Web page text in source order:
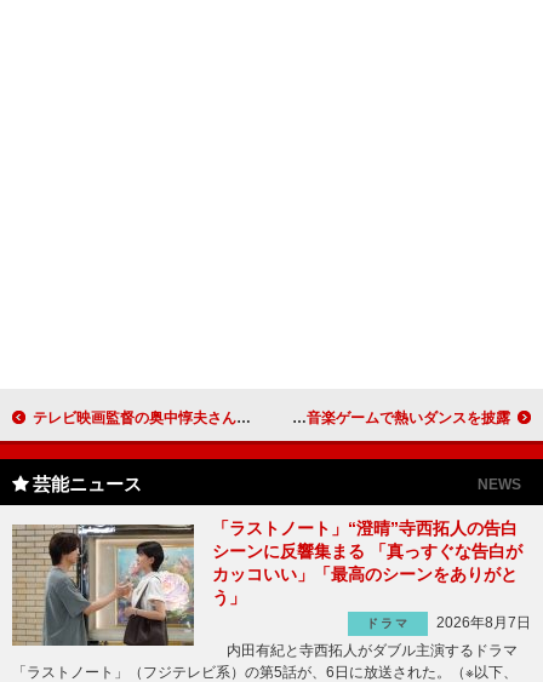
テレビ映画監督の奥中惇夫さん死去 「柔道一直線」など多数の作品を手掛けた 楽しんご「踊ってエクササイズ」 音楽ゲームで熱いダンスを披露
芸能ニュース NEWS
「ラストノート」“澄晴”寺西拓人の告白
シーンに反響集まる 「真っすぐな告白が
カッコいい」「最高のシーンをありがと
う」
ドラマ
2026年8月7日
内田有紀と寺西拓人がダブル主演するドラマ
「ラストノート」（フジテレビ系）の第5話が、6日に放送された。（※以下、